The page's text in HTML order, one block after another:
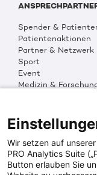
Spender &
Patientenaktionen
Partner & Netzwerk
Sport
Event
Medizin &
Multimedia
Social Media
PRESSEINFOS
Wir setzen auf
PRO Analytics Suite
Button erlauben Sie